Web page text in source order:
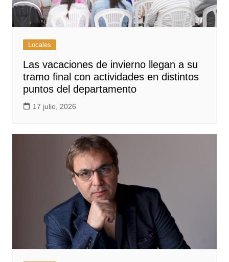
Locales
Las vacaciones de invierno llegan a su
tramo final con actividades en distintos
puntos del departamento
17 julio, 2026